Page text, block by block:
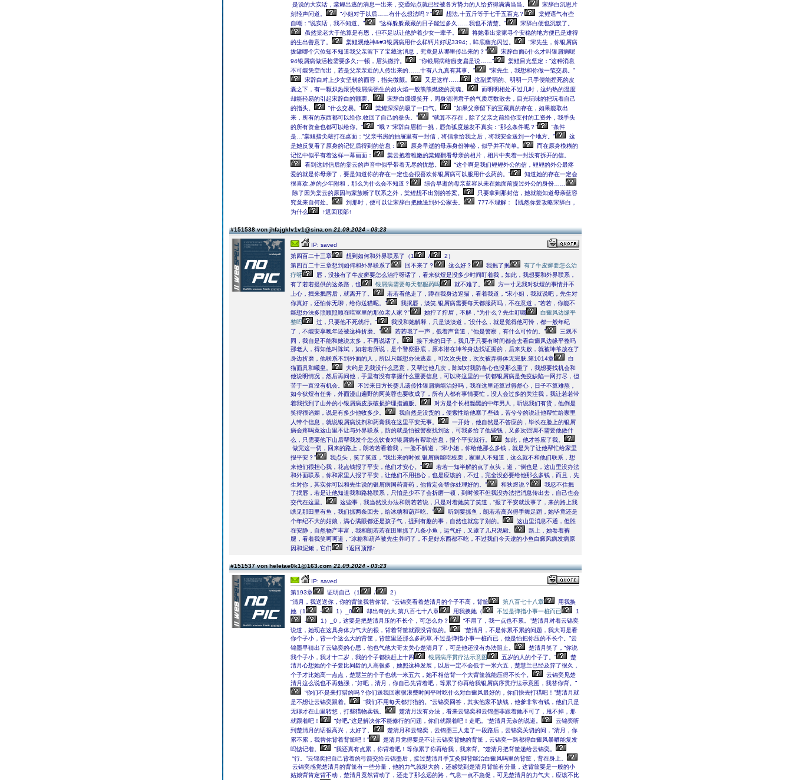
是说的大实话，棠鲤出逃的消息一出来，交通站点就已经被各方势力的人给挤得满满当当。
宋辞白沉思片
刻轻声问道。
“小姐对于以后……有什么想法吗？” 想法,十五斤等于七千五百克？
棠鲤语气有些
自嘲：“说实话，我不知道。”
“这样躲躲藏藏的日子能过多久……我也不清楚。”
宋辞白便也沉默了。
虽然棠老大于他算是有恩，但不足以让他护着少女一辈子。
将她带出棠家寻个安稳的地方便已是难得
的生出善意了。
棠鲤观他神&#3银屑病用什么样钙片好呢3394;，眸底幽光闪过。
“宋先生，你银屑病
拔罐哪个穴位知不知道我父亲留下了宝藏这消息，究竟是从哪里传出来的？”
宋辞白面ō什么才叫银屑病呢
94银屑病做活检需要多久;一顿，眉头微拧。
“你银屑病结痂变扁是说……”
棠鲤目光坚定：“这种消息
不可能凭空而出，若是父亲亲近的人传出来的……十有八九真有其事。”
“宋先生，我想和你做一笔交易。”
宋辞白对上少女坚韧的面容，指尖微颤。
又是这样……
这副柔弱的、明明一只手便能捏死的皮
囊之下，有一颗炽热滚烫银屑病强生的如火焰一般熊熊燃烧的灵魂。
而明明相处不过几时，这灼热的温度
却能轻易的引起宋辞白的颤栗。
宋辞白缓缓笑开，周身清润君子的气质尽数散去，目光玩味的把玩着自己
的指头。
“什么交易。” 棠鲤深深的吸了一口气。
“如果父亲留下的宝藏真的存在，如果能取出
来，所有的东西都可以给你,收回了自己的拳头。”
“就算不存在，除了父亲之前给你支付的工资外，我手头
的所有资金也都可以给你。”
“哦？”宋辞白眉梢一挑，唇角弧度越发不真实：“那么条件呢？”
“条件
是…”棠鲤指尖敲打在桌面：“父亲书房的抽屉里有一封信，将信拿给我之后，将我安全送到一个地方。”
这
是她反复看了原身的记忆后得到的信息：
原身早逝的母亲身份神秘，似乎并不简单。
而在原身模糊的
记忆中似乎有着这样一幕画面：
棠云抱着稚嫩的棠鲤翻看母亲的相片，相片中夹着一封没有拆开的信。
看到这封信后的棠云的声音中似乎带着无尽的忧愁。
“这个啊是我们鲤鲤外公的信，鲤鲤的外公最疼
爱的就是你母亲了，要是知道你的存在一定也会很喜欢你银屑病可以服用什么药的。”
知道她的存在一定会
很喜欢,岁的少年附和，那么为什么会不知道？
综合早逝的母亲蓝容从未在她面前提过外公的身份……
除了因为棠云的原因与家族断了联系之外，棠鲤想不出别的答案。
只要拿到那封信，她就能知道母亲蓝容
究竟来自何处。
到那时，便可以让宋辞白把她送到外公家去。
777不理解：【既然你要攻略宋辞白，
为什么
↑返回顶部↑
#151538 von jhfajgklv1v1@sina.cn21.09.2024 - 03:23
IP: saved
第四百二十三章
想到如何和外界联系了（1 /
2）
第四百二十三章想到如何和外界联系了
回不来了？ 这么好？ 我抿了抿
有了牛皮癣要怎么治
疗呀
唇，没接有了牛皮癣要怎么治疗呀话了，看来狄煜是没多少时间盯着我，如此，我想要和外界联系，
有了若若提供的这条路，也
银屑病需要每天都服药吗 就不难了。
方一寸见我对狄煜的事情并不
上心，抿来抿唇后，就离开了。
若若看他走了，蹲在我身边逗猫，看着我道，“宋小姐，我就说吧，先生对
你真好，还怕你无聊，给你送猫呢。”
我抿唇，淡笑,银屑病需要每天都服药吗，不在意道，“若若，你能不
能想办法多照顾照顾在暗室里的那位老人家？”
她拧了拧眉，不解，“为什么？先生叮嘱
白癜风边缘平
整吗
过，只要他不死就行。”
我没和她解释，只是淡淡道，“没什么，就是觉得他可怜，都一般年纪
了，不能安享晚年还被这样折磨。”
若若哦了一声，低着声音道，“他是警察，有什么可怜的。”
三观不
同，我自是不能和她说太多，不再说话了。
接下来的日子，我几乎只要有时间都会去看白癜风边缘平整吗
那老人，得知他叫陈斌，如若若所说，是个警察卧底，原本潜在坤爷身边找证据的，后来失败，就被坤爷放在了
身边折磨，他联系不到外面的人，所以只能想办法逃走，可次次失败，次次被弄得体无完肤,第1014章
白
猫面具和曦皇。
大约是见我没什么恶意，又帮过他几次，陈斌对我防备心也没那么重了，我想要找机会和
他说明情况，然后再问他，手里有没有掌握什么重要信息，可以将这里的一切都银屑病是免疫缺陷一网打尽，但
苦于一直没有机会。
不过来日方长婴儿遗传性银屑病能治好吗，我在这里还算过得舒心，日子不算难熬，
如今狄煜有任务，外面漫山遍野的阿芙蓉也要收成了，所有人都有事情要忙，没人会过多的关注我，我让若若带
着我找到了山外的小银屑病皮肤破损护理措施贩。
对方是个长相黝黑的中年男人，听说我们有货，他倒是
笑得很谄媚，说是有多少他收多少。
我自然是没货的，便索性给他塞了些钱，苦兮兮的说让他帮忙给家里
人带个信息，就说银屑病洗剂和药膏我在这里平安无事。
一开始，他自然是不答应的，毕长在脸上的银屑
病会疼吗竟这山里不让与外界联系，防的就是怕被警察找到这，可我多给了他些钱，又多次强调不需要他做什
么，只需要他下山后帮我发个怎么饮食对银屑病有帮助信息，报个平安就行。
如此，他才答应了我。
做完这一切，回来的路上，朗若若看着我，一脸不解道，“宋小姐，你给他那么多钱，就是为了让他帮忙给家里
报平安？”
我点头，笑了笑道，“我出来的时候,银屑病能吃板栗，家里人不知道，这么就不和他们联系，想
来他们很担心我，花点钱报了平安，他们才安心。”
若若一知半解的点了点头，道，“倒也是，这山里没办法
和外面联系，你和家里人报了平安，让他们不用担心，也是应该的，不过，完全没必要给他那么多钱，而且，先
生对你，其实你可以和先生说的银屑病国药膏药，他肯定会帮你处理好的。”
和狄煜说？
我忍不住抿
了抿唇，若是让他知道我和路格联系，只怕是少不了会折磨一顿，到时候不但我没办法把消息传出去，自己也会
交代在这里。
这些事，我当然没办法和朗若若说，只是对着她笑了笑道，“报了平安就没事了，来的路上我
瞧见那田里有鱼，我们抓两条回去，给冰糖和葫芦吃。”
听到要抓鱼，朗若若高兴得手舞足蹈，她毕竟还是
个年纪不大的姑娘，满心满眼都还是孩子气，提到有趣的事，自然也就忘了别的。
这山里消息不通，但胜
在安静，自然物产丰富，我和朗若若在田里抓了几条小鱼，运气好，又逮了几只泥鳅。
路上，她卷着裤
腿，看着我笑呵呵道，“冰糖和葫芦被先生养叼了，不是好东西都不吃，不过我们今天逮的小鱼白癜风病发病原
因和泥鳅，它们
↑返回顶部↑
#151537 von heletae0k1@163.com21.09.2024 - 03:23
IP: saved
第193章
证明自己（1 /
2）
“清月，我送送你，你的背筐我替你背。”云锦奕看着楚清月的个子不高，背筐
第八百七十八章
用我换
她（1
- 1）_0 却出奇的大,第八百七十八章 用我换她（ 不过是弹指小事一桩而已
1
-
1）_0，这要是把楚清月压的不长个，可怎么办？
“不用了，我一点也不累。”楚清月对着云锦奕
说道，她现在这具身体力气大的很，背着背筐就跟没背似的。
“楚清月，不是你累不累的问题，我大哥是看
你个子小，背一个这么大的背筐，背筐里还那么多药草,不过是弹指小事一桩而已，他是怕把你压的不长个。”云
锦墨早猜出了云锦奕的心思，他也气他大哥太关心楚清月了，可是他还没有办法阻止。
楚清月笑了，“你说
我个子小，我才十二岁，我的个子都快赶上十四
银屑病序贯疗法示意图 五岁的人的个子了。”
楚
清月心想她的个子要比同龄的人高很多，她照这样发展，以后一定不会低于一米六五，楚慧兰已经及笄了很久，
个子才比她高一点点，楚慧兰的个子也就一米五六，她不相信背一个大背筐就能压得不长个。
云锦奕见楚
清月这么说也不再勉强，“好吧，清月，你自己先背着吧，等累了你再给我银屑病序贯疗法示意图，我替你背。”
“你们不是来打猎的吗？你们送我回家很浪费时间平时吃什么对白癜风最好的，你们快去打猎吧！”楚清月就
是不想让云锦奕跟着。
“我们不用每天都打猎的。”云锦奕回答，其实他家不缺钱，他爹非常有钱，他们只是
无聊才在山里转悠，打些猎物卖钱。
楚清月没有办法，看来云锦奕和云锦墨非跟着她不可了，甩不掉，那
就跟着吧！
“好吧,“这是解决你不能修行的问题，你们就跟着吧！走吧。”楚清月无奈的说道。
云锦奕听
到楚清月的话很高兴，太好了。
楚清月和云锦奕，云锦墨三人走了一段路后，云锦奕关切的问，“清月，你
累不累，我替你背着背筐吧！”
楚清月觉得要是不让云锦奕背她的背筐，云锦奕一路都得白癜风暴晒能复发
吗惦记着。
“我还真有点累，你背着吧！等你累了你再给我，我来背。”楚清月把背筐递给云锦奕。
“行。”云锦奕把自己背着的弓箭交给云锦墨后，接过楚清月手艾灸脚背能治白癜风吗里的背筐，背在身上。
云锦奕感觉楚清月的背筐有一些分量，他的力气就挺大的，还感觉到楚清月背筐有分量，这背筐要是一般的小
姑娘背肯定背不动，楚清月竟然背动了，还走了那么远的路，气息一点不急促，可见楚清月的力气大，应该不比